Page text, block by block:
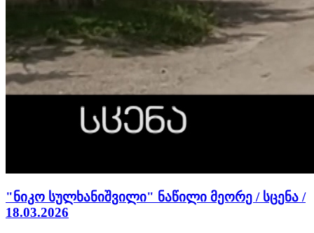
"ნიკო სულხანიშვილი" ნაწილი მეორე / სცენა /
18.03.2026